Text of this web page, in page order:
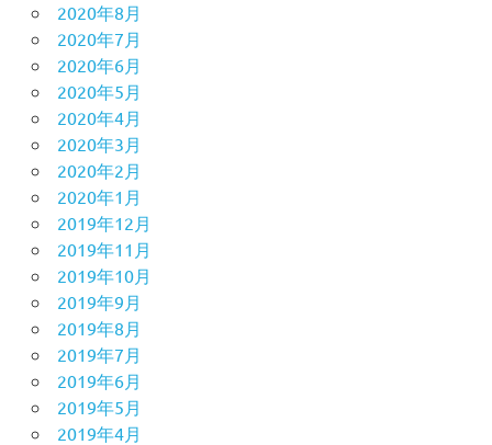
2020年8月
2020年7月
2020年6月
2020年5月
2020年4月
2020年3月
2020年2月
2020年1月
2019年12月
2019年11月
2019年10月
2019年9月
2019年8月
2019年7月
2019年6月
2019年5月
2019年4月